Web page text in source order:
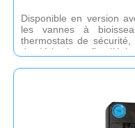
Disponible en version
les vannes à
thermostats de sécurité,
de dérivation afin
manométrique de 6, 8